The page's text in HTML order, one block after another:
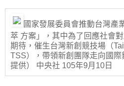
國家發展委員會推動台灣產
萃 方案」，其中為了回應社會
期待，催生台灣新創競技場（
TSS），帶領新創團隊走向國
提供） 中央社 105年9月10日